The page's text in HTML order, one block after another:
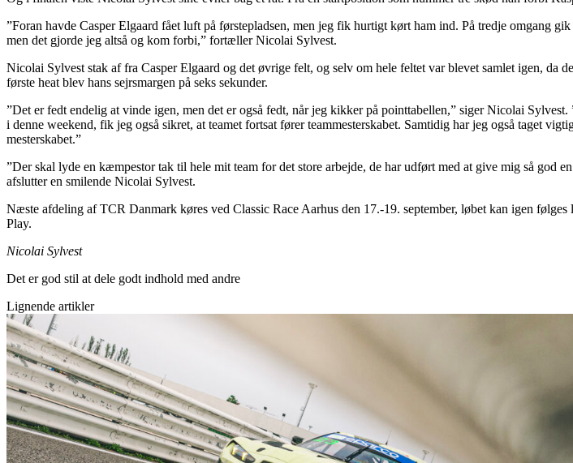
”Foran havde Casper Elgaard fået luft på førstepladsen, men jeg fik hurtigt kørt ham ind. På tredje omgang
men det gjorde jeg altså og kom forbi,” fortæller Nicolai Sylvest.
Nicolai Sylvest stak af fra Casper Elgaard og det øvrige felt, og selv om hele feltet var blevet samlet igen, da
første heat blev hans sejrsmargen på seks sekunder.
”Det er fedt endelig at vinde igen, men det er også fedt, når jeg kikker på pointtabellen,” siger Nicolai
i denne weekend, fik jeg også sikret, at teamet fortsat fører teammesterskabet. Samtidig har jeg også taget
mesterskabet.”
”Der skal lyde en kæmpestor tak til hele mit team for det store arbejde, de har udført med at give mig så god
afslutter en smilende Nicolai Sylvest.
Næste afdeling af TCR Danmark køres ved Classic Race Aarhus den 17.-19. september, løbet kan igen
Play.
Nicolai Sylvest
Det er god stil at dele godt indhold med andre
Lignende artikler